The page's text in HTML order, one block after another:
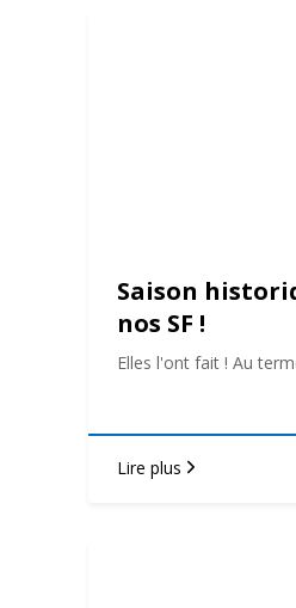
Saison
nos SF !
Elles l'ont fait ! Au
Lire plus